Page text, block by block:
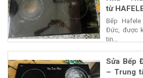
từ
Bếp
Đức, được
tin...
Sửa Bếp
– Trung